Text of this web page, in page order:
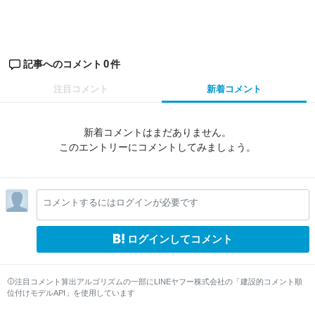
記事へのコメント 0件
注目コメント 新着コメント
新着コメントはまだありません。
このエントリーにコメントしてみましょう。
コメントするにはログインが必要です
ログインしてコメント
注目コメント算出アルゴリズムの一部にLINEヤフー株式会社の「建設的コメント順
位付けモデルAPI」を使用しています